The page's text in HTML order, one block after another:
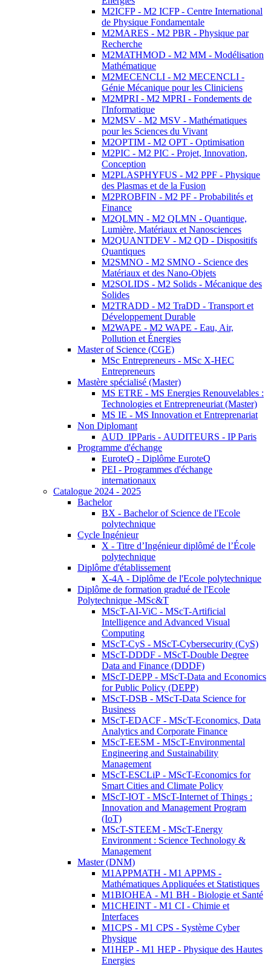
M2ICFP - M2 ICFP - Centre International
de Physique Fondamentale
M2MARES - M2 PBR - Physique par
Recherche
M2MATHMOD - M2 MM - Modélisation
Mathématique
M2MECENCLI - M2 MECENCLI -
Génie Mécanique pour les Cliniciens
M2MPRI - M2 MPRI - Fondements de
l'Informatique
M2MSV - M2 MSV - Mathématiques
pour les Sciences du Vivant
M2OPTIM - M2 OPT - Optimisation
M2PIC - M2 PIC - Projet, Innovation,
Conception
M2PLASPHYFUS - M2 PPF - Physique
des Plasmas et de la Fusion
M2PROBFIN - M2 PF - Probabilités et
Finance
M2QLMN - M2 QLMN - Quantique,
Lumière, Matériaux et Nanosciences
M2QUANTDEV - M2 QD - Dispositifs
Quantiques
M2SMNO - M2 SMNO - Science des
Matériaux et des Nano-Objets
M2SOLIDS - M2 Solids - Mécanique des
Solides
M2TRADD - M2 TraDD - Transport et
Développement Durable
M2WAPE - M2 WAPE - Eau, Air,
Pollution et Énergies
Master of Science (CGE)
MSc Entrepreneurs - MSc X-HEC
Entrepreneurs
Mastère spécialisé (Master)
MS ETRE - MS Energies Renouvelables :
Technologies et Entrepreneuriat (Master)
MS IE - MS Innovation et Entreprenariat
Non Diplomant
AUD_IPParis - AUDITEURS - IP Paris
Programme d'échange
EuroteQ - Diplôme EuroteQ
PEI - Programmes d'échange
internationaux
Catalogue 2024 - 2025
Bachelor
BX - Bachelor of Science de l'Ecole
polytechnique
Cycle Ingénieur
X - Titre d’Ingénieur diplômé de l’École
polytechnique
Diplôme d'établissement
X-4A - Diplôme de l'Ecole polytechnique
Diplôme de formation gradué de l'Ecole
Polytechnique -MSc&T
MScT-AI-ViC - MScT-Artificial
Intelligence and Advanced Visual
Computing
MScT-CyS - MScT-Cybersecurity (CyS)
MScT-DDDF - MScT-Double Degree
Data and Finance (DDDF)
MScT-DEPP - MScT-Data and Economics
for Public Policy (DEPP)
MScT-DSB - MScT-Data Science for
Business
MScT-EDACF - MScT-Economics, Data
Analytics and Corporate Finance
MScT-EESM - MScT-Environmental
Engineering and Sustainability
Management
MScT-ESCLiP - MScT-Economics for
Smart Cities and Climate Policy
MScT-IOT - MScT-Internet of Things :
Innovation and Management Program
(IoT)
MScT-STEEM - MScT-Energy
Environment : Science Technology &
Management
Master (DNM)
M1APPMATH - M1 APPMS -
Mathématiques Appliquées et Statistiques
M1BIOHEA - M1 BH - Biologie et Santé
M1CHEINT - M1 CI - Chimie et
Interfaces
M1CPS - M1 CPS - Système Cyber
Physique
M1HEP - M1 HEP - Physique des Hautes
Energies